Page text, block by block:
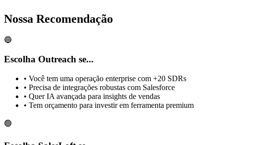
Nossa Recomendação
🔵
Escolha Outreach se...
• Você tem uma operação enterprise com +20 SDRs
• Precisa de integrações robustas com Salesforce
• Quer IA avançada para insights de vendas
• Tem orçamento para investir em ferramenta premium
🟢